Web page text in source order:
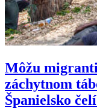
Môžu
záchytnom
Španielsko